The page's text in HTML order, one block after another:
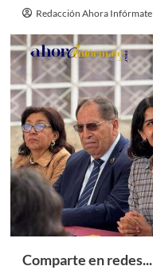
Redacción Ahora Infórmate
Comparte en redes...